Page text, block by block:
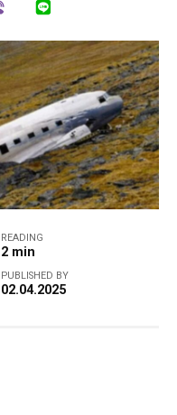
READING
2 min
PUBLISHED BY
02.04.2025